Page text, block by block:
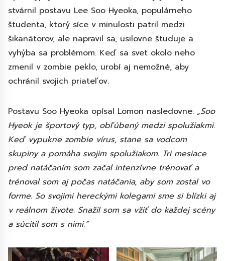
stvárnil postavu Lee Soo Hyeoka, populárneho
študenta, ktorý síce v minulosti patril medzi
šikanátorov, ale napravil sa, usilovne študuje a
vyhýba sa problémom. Keď sa svet okolo neho
zmenil v zombie peklo, urobí aj nemožné, aby
ochránil svojich priateľov.
Postavu Soo Hyeoka opísal Lomon nasledovne: „Soo
Hyeok je športový typ, obľúbený medzi spolužiakmi.
Keď vypukne zombie vírus, stane sa vodcom
skupiny a pomáha svojim spolužiakom. Tri mesiace
pred natáčaním som začal intenzívne trénovať a
trénoval som aj počas natáčania, aby som zostal vo
forme. So svojimi hereckými kolegami sme si blízki aj
v reálnom živote. Snažil som sa vžiť do každej scény
a súcitil som s nimi.”